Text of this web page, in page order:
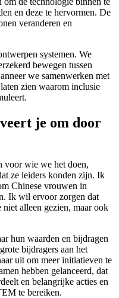
en deze te hervormen. De
veranderen en
systemen. We
bewegen tussen
we samenwerken met
zien waarom inclusie
je om door
voor wie we het doen,
ze leiders konden zijn. Ik
Chinese vrouwen in
Ik wil ervoor zorgen dat
alleen gezien, maar ook
hun waarden en bijdragen
bijdragers aan het
uit om meer initiatieven te
hebben gelanceerd, dat
en belangrijke acties en
te bereiken.